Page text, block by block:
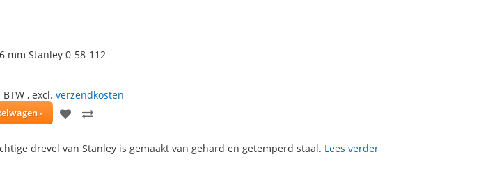
mm Stanley 0-58-112
BTW , excl. verzendkosten
VOEG
drevel van Stanley is gemaakt van gehard en getemperd staal. Lees verder